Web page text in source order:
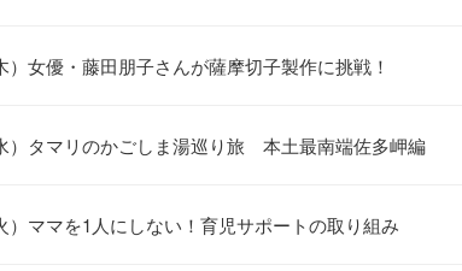
）女優・藤田朋子さんが薩摩切子製作に挑戦！
）タマリのかごしま湯巡り旅 本土最南端佐多岬編
）ママを1人にしない！育児サポートの取り組み